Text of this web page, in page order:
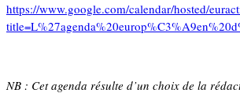
https://www.google.com/calendar/hosted/
NB : Cet agenda résulte d’un choix de la